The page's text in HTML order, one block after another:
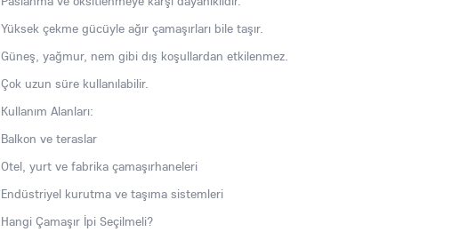
Yüksek çekme gücüyle ağır çamaşırları bile taşır.
Güneş, yağmur, nem gibi dış koşullardan etkilenmez.
Çok uzun süre kullanılabilir.
Kullanım Alanları:
Balkon ve teraslar
Otel, yurt ve fabrika çamaşırhaneleri
Endüstriyel kurutma ve taşıma sistemleri
Hangi Çamaşır İpi Seçilmeli?